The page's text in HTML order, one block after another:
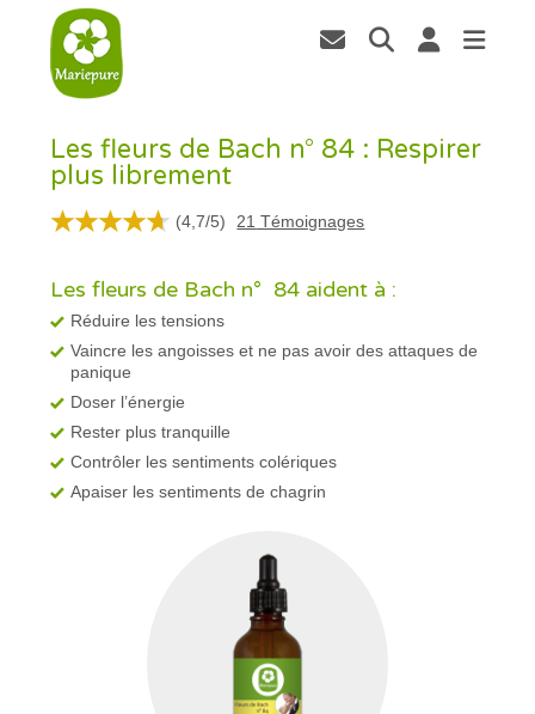
Les fleurs de Bach n° 84 : Respirer
plus librement
(4,7/5) 21 Témoignages
Les fleurs de Bach n° 84 aident à :
Réduire les tensions
Vaincre les angoisses et ne pas avoir des attaques de
panique
Doser l’énergie
Rester plus tranquille
Contrôler les sentiments colériques
Apaiser les sentiments de chagrin